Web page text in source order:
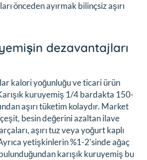
önceden ayırmak bilinçsiz aşırı
dezavantajları
kalori yoğunluğu ve ticari ürün
kuruyemiş 1/4 bardakta 150-
aşırı tüketim kolaydır. Market
besin değerini azaltan ilave
aşırı tuz veya yoğurt kaplı
yetişkinlerin %1-2'sinde ağaç
karışık kuruyemiş bu